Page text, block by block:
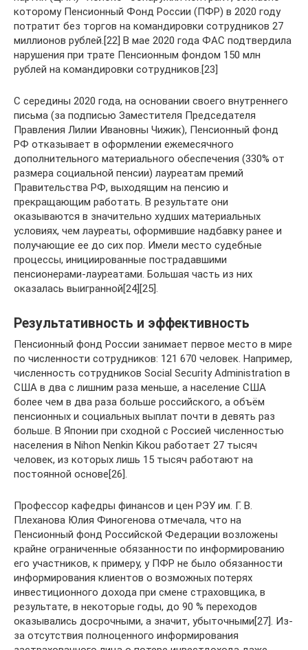
которому Пенсионный Фонд России (ПФР) в 2020 году
потратит без торгов на командировки сотрудников 27
миллионов рублей.[22] В мае 2020 года ФАС подтвердила
нарушения при трате Пенсионным фондом 150 млн
рублей на командировки сотрудников.[23]
С середины 2020 года, на основании своего внутреннего
письма (за подписью Заместителя Председателя
Правления Лилии Ивановны Чижик), Пенсионный фонд
РФ отказывает в оформлении ежемесячного
дополнительного материального обеспечения (330% от
размера социальной пенсии) лауреатам премий
Правительства РФ, выходящим на пенсию и
прекращающим работать. В результате они
оказываются в значительно худших материальных
условиях, чем лауреаты, оформившие надбавку ранее и
получающие ее до сих пор. Имели место судебные
процессы, инициированные пострадавшими
пенсионерами-лауреатами. Большая часть из них
оказалась выигранной[24][25].
Результативность и эффективность
Пенсионный фонд России занимает первое место в мире
по численности сотрудников: 121 670 человек. Например,
численность сотрудников Social Security Administration в
США в два с лишним раза меньше, а население США
более чем в два раза больше российского, а объём
пенсионных и социальных выплат почти в девять раз
больше. В Японии при сходной с Россией численностью
населения в Nihon Nenkin Kikou работает 27 тысяч
человек, из которых лишь 15 тысяч работают на
постоянной основе[26].
Профессор кафедры финансов и цен РЭУ им. Г. В.
Плеханова Юлия Финогенова отмечала, что на
Пенсионный фонд Российской Федерации возложены
крайне ограниченные обязанности по информированию
его участников, к примеру, у ПФР не было обязанности
информирования клиентов о возможных потерях
инвестиционного дохода при смене страховщика, в
результате, в некоторые годы, до 90 % переходов
оказывались досрочными, а значит, убыточными[27]. Из-
за отсутствия полноценного информирования